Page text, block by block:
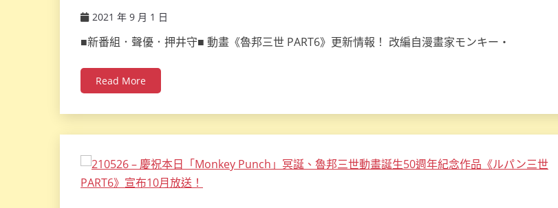
2021 年 9 月 1 日
■新番組．聲優．押井守■ 動畫《魯邦三世 PART6》更新情報！ 改編自漫畫家モンキー・
Read More